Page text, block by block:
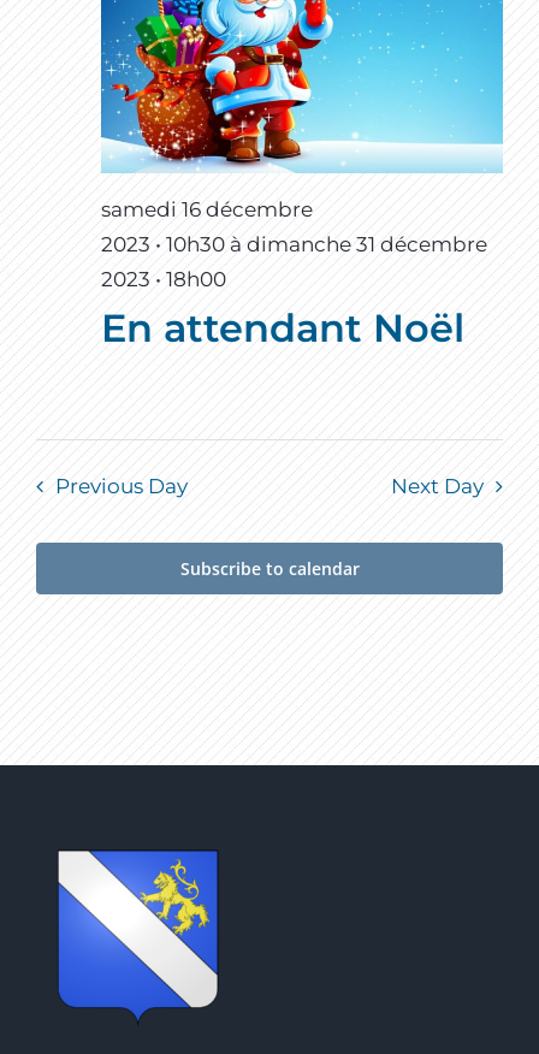
samedi 16 décembre
2023 • 10h30 à dimanche 31 décembre
2023 • 18h00
En attendant Noël
Previous Day Next Day
Subscribe to calendar